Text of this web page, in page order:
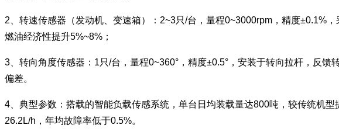
2、转速传感器（发动机、变速箱）：2~3只/台，量程0~3000rpm，精度±0.1%
燃油经济性提升5%~8%；
3、转向角度传感器：1只/台，量程0~360°，精度±0.5°，安装于转向拉杆，反
偏差。
4、典型参数：搭载的智能负载传感系统，单台日均装载量达800吨，较传统机
26.2L/h，年均故障率低于0.5%。